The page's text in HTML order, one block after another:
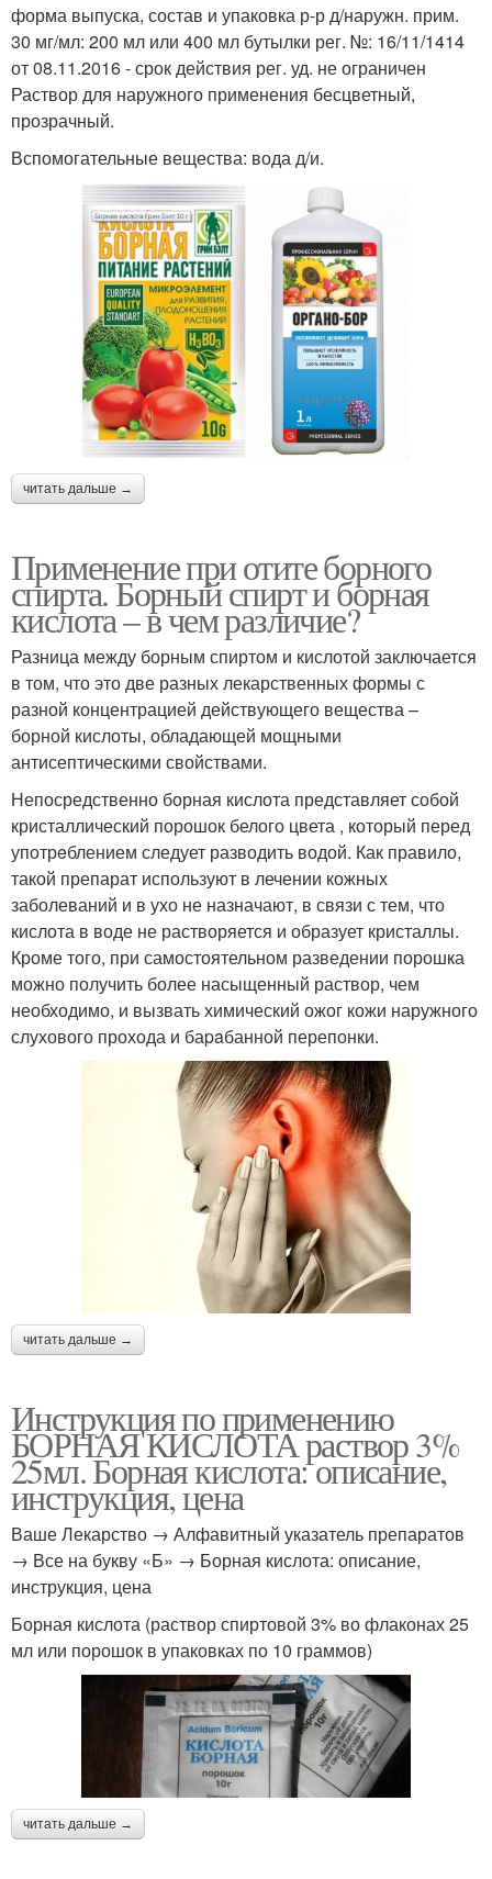
форма выпуска, состав и упаковка р-р д/наружн. прим.
30 мг/мл: 200 мл или 400 мл бутылки рег. №: 16/11/1414
от 08.11.2016 - срок действия рег. уд. не ограничен
Раствор для наружного применения бесцветный,
прозрачный.
Вспомогательные вещества: вода д/и.
читать дальше →
Применение при отите борного
спирта. Борный спирт и борная
кислота – в чем различие?
Разница между борным спиртом и кислотой заключается
в том, что это две разных лекарственных формы с
разной концентрацией действующего вещества –
борной кислоты, обладающей мощными
антисептическими свойствами.
Непосредственно борная кислота представляет собой
кристаллический порошок белого цвета , который перед
употрeблением следует разводить водой. Как правило,
такой препарат используют в лечении кожных
заболеваний и в ухо не назначают, в связи с тем, что
кислота в воде не растворяется и образует кристаллы.
Кроме того, при самостоятельном разведении порошка
можно получить более насыщенный раствор, чем
необходимо, и вызвать химический ожог кожи наружного
слухового прохода и баpaбанной перепонки.
читать дальше →
Инструкция по применению
БОРНАЯ КИСЛОТА раствор 3%
25мл. Борная кислота: описание,
инструкция, цена
Ваше Лекарство → Алфавитный указатель препаратов
→ Все на букву «Б» → Борная кислота: описание,
инструкция, цена
Борная кислота (раствор спиртовой 3% во флаконах 25
мл или порошок в упаковках по 10 граммов)
читать дальше →